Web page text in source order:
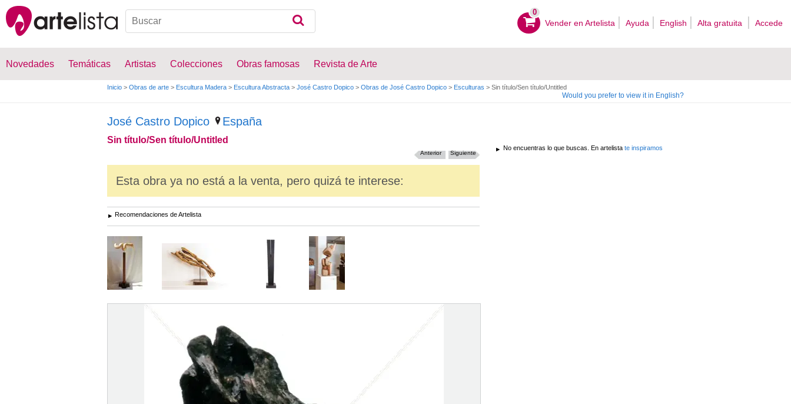
0
Vender en Artelista Ayuda English Alta gratuita Accede
Novedades Temáticas Artistas Colecciones Obras famosas Revista de Arte
Inicio > Obras de arte > Escultura Madera > Escultura Abstracta > José Castro Dopico > Obras de José Castro Dopico > Esculturas > Sin título/Sen título/Untitled
Would you prefer to view it in English?
José Castro Dopico España
Sin título/Sen título/Untitled
Siguiente
Anterior
Esta obra ya no está a la venta, pero quizá te interese:
Recomendaciones de Artelista
No encuentras lo que buscas. En artelista te inspiramos